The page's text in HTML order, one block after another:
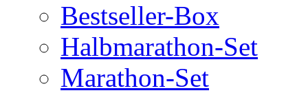
Bestseller-Box
Halbmarathon-Set
Marathon-Set